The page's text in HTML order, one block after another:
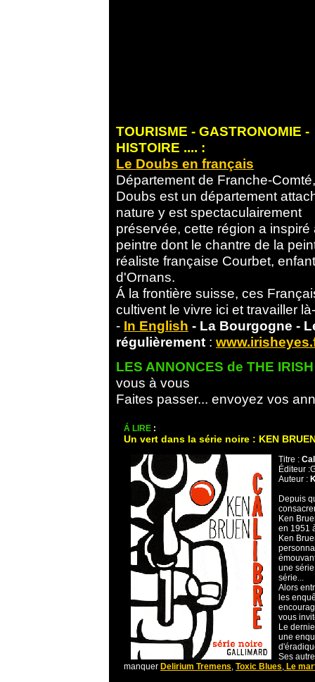
TOURISME - GASTRONOMIE -
HISTOIRE .... :
Le Doubs en français
Département de Franche-
Doubs est un département
nature y est spectaculairement
préservée, cette région a inspiré
peintre dont le chantre de la
réaliste française Courbet,
d'Ornans.
Á la frontière suisse, ces
cultivent le vivre ici et travailler
- In English - La Bourgogne -
régulièrement :
LES ANNONCES de THE
vous à vous
Faites passer... envoyez vos
Á LIRE :
Un vert dans la série noire : KEN
Titre :
Éditeur
Auteur :
Depuis
Ken
en 1951
Ken
une
série...
Alors
les
vous
Le
une
Ses
manquer Delirium Tremens, Toxic Blues, Le